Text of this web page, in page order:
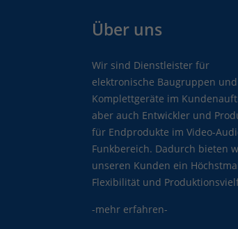
Über uns
Wir sind Dienstleister für
elektronische Baugruppen und
Komplettgeräte im
aber auch Entwickler und
für Endprodukte im Video-
Funkbereich. Dadurch bieten
unseren Kunden ein
Flexibilität und
-mehr erfahren-